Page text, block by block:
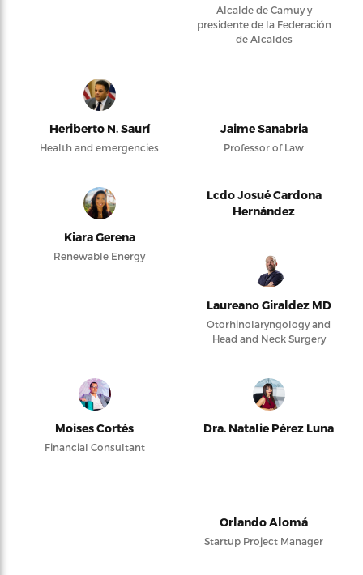
Alcalde de Camuy y
presidente de la Federación
de Alcaldes
Heriberto N. Saurí
Health and emergencies
Jaime Sanabria
Professor of Law
Kiara Gerena
Renewable Energy
Lcdo Josué Cardona
Hernández
Laureano Giraldez MD
Otorhinolaryngology and
Head and Neck Surgery
Moises Cortés
Financial Consultant
Dra. Natalie Pérez Luna
Orlando Alomá
Startup Project Manager